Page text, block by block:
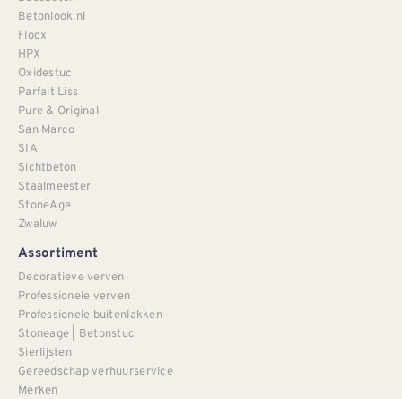
Betonlook.nl
Flocx
HPX
Oxidestuc
Parfait Liss
Pure & Original
San Marco
SIA
Sichtbeton
Staalmeester
StoneAge
Zwaluw
Assortiment
Decoratieve verven
Professionele verven
Professionele buitenlakken
Stoneage | Betonstuc
Sierlijsten
Gereedschap verhuurservice
Merken